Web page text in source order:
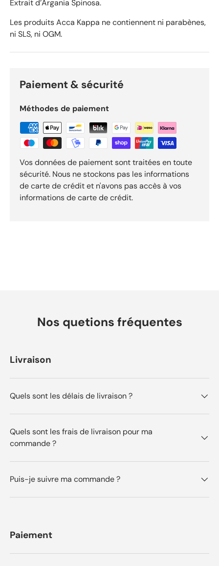
d
e
s
Extrait d’Argania Spinosa.
Les produits Acca Kappa ne contiennent ni parabènes,
ni SLS, ni OGM.
Paiement & sécurité
Méthodes de paiement
Vos données de paiement sont traitées en toute
sécurité. Nous ne stockons pas les informations
de carte de crédit et n'avons pas accès à vos
informations de carte de crédit.
Nos quetions fréquentes
Livraison
Quels sont les délais de livraison ?
Quels sont les frais de livraison pour ma
commande ?
Puis-je suivre ma commande ?
Paiement